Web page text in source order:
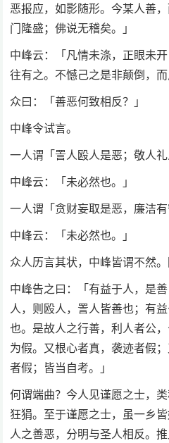
恶报应，如影随形。今某人善
门隆盛；佛说无稽矣。」
中峰云：「凡情未涤，正眼未
往有之。不憾己之是非颠倒，
众曰：「善恶何致相反？」
中峰令试言。
一人谓「詈人殴人是恶；敬人礼
中峰云：「未必然也。」
一人谓「贪财妄取是恶，廉洁有
中峰云：「未必然也。」
众人历言其状，中峰皆谓不然。
中峰告之曰：「有益于人，是
人，则殴人，詈人皆善也；有
也。是故人之行善，利人者公
为假。又根心者真，袭迹者假
者假；皆当自考。」
何谓端曲？今人见谨愿之士，
狂狷。至于谨愿之士，虽一乡
人之善恶，分明与圣人相反。